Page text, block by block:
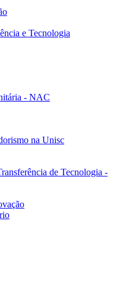
e Tecnologia
- NAC
na Unisc
de Tecnologia -